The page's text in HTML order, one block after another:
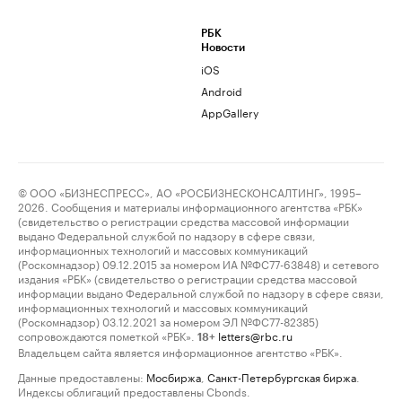
РБК
Новости
iOS
Android
AppGallery
© ООО «БИЗНЕСПРЕСС», АО «РОСБИЗНЕСКОНСАЛТИНГ», 1995–
2026. Сообщения и материалы информационного агентства «РБК»
(свидетельство о регистрации средства массовой информации
выдано Федеральной службой по надзору в сфере связи,
информационных технологий и массовых коммуникаций
(Роскомнадзор) 09.12.2015 за номером ИА №ФС77-63848) и сетевого
издания «РБК» (свидетельство о регистрации средства массовой
информации выдано Федеральной службой по надзору в сфере связи,
информационных технологий и массовых коммуникаций
(Роскомнадзор) 03.12.2021 за номером ЭЛ №ФС77-82385)
сопровождаются пометкой «РБК».
18+ letters@rbc.ru
Владельцем сайта является информационное агентство «РБК».
Данные предоставлены: Мосбиржа Санкт-Петербургская биржа
Индексы облигаций предоставлены Cbonds.